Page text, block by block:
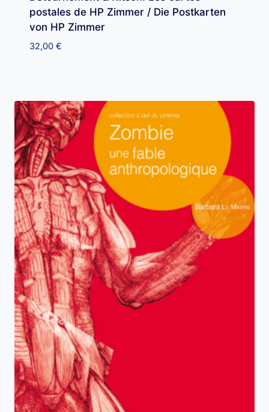
postales de HP Zimmer / Die Postkarten
von HP Zimmer
32,00 €